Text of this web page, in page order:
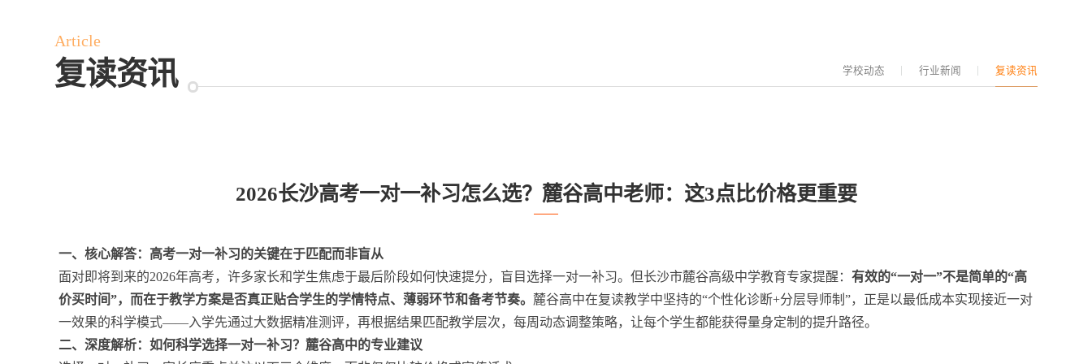
Article
复读资讯 学校动态 行业新闻 复读资讯
2026长沙高考一对一补习怎么选？麓谷高中老师：这3点比价格更重要
一、核心解答：高考一对一补习的关键在于匹配而非盲从
面对即将到来的2026年高考，许多家长和学生焦虑于最后阶段如何快速提分，盲目选择一对一补习。但长沙市麓谷高级中学教育专家提醒： 有效的“一对一”不是简单的“高
价买时间”，而在于教学方案是否真正贴合学生的学情特点、薄弱环节和备考节奏。 麓谷高中在复读教学中坚持的“个性化诊断+分层导师制”，正是以最低成本实现接近一对
一效果的科学模式——入学先通过大数据精准测评，再根据结果匹配教学层次，每周动态调整策略，让每个学生都能获得量身定制的提升路径。
二、深度解析：如何科学选择一对一补习？麓谷高中的专业建议